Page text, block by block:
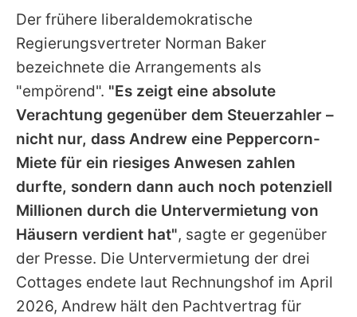
Der frühere liberaldemokratische
Regierungsvertreter Norman Baker
bezeichnete die Arrangements als
"empörend". "Es zeigt eine absolute
Verachtung gegenüber dem Steuerzahler –
nicht nur, dass Andrew eine Peppercorn-
Miete für ein riesiges Anwesen zahlen
durfte, sondern dann auch noch potenziell
Millionen durch die Untervermietung von
Häusern verdient hat", sagte er gegenüber
der Presse. Die Untervermietung der drei
Cottages endete laut Rechnungshof im April
2026, Andrew hält den Pachtvertrag für